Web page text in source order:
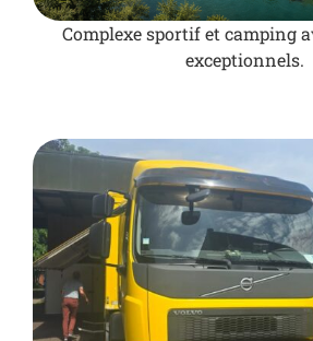
Complexe sportif et camping
exceptionnels.